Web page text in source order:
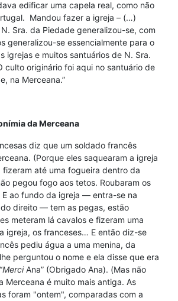
edificar uma capela real, como não
Mandou fazer a igreja – (…)
Sra. da Piedade generalizou-se, com
generalizou-se essencialmente para o
igrejas e muitos santuários de N. Sra.
culto originário foi aqui no santuário de
na Merceana.”
da Merceana
diz que um soldado francês
(Porque eles saquearam a igreja
até uma fogueira dentro da
pegou fogo aos tetos. Roubaram os
ao fundo da igreja — entra-se na
direito — tem as pegas, estão
meteram lá cavalos e fizeram uma
igreja, os franceses… E então diz-se
pediu água a uma menina, da
perguntou o nome e ela disse que era
MerciAna” (Obrigado Ana). (Mas não
Merceana é muito mais antiga. As
foram "ontem", comparadas com a